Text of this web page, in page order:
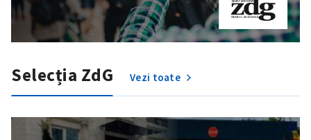
Selecția ZdG Vezi toate